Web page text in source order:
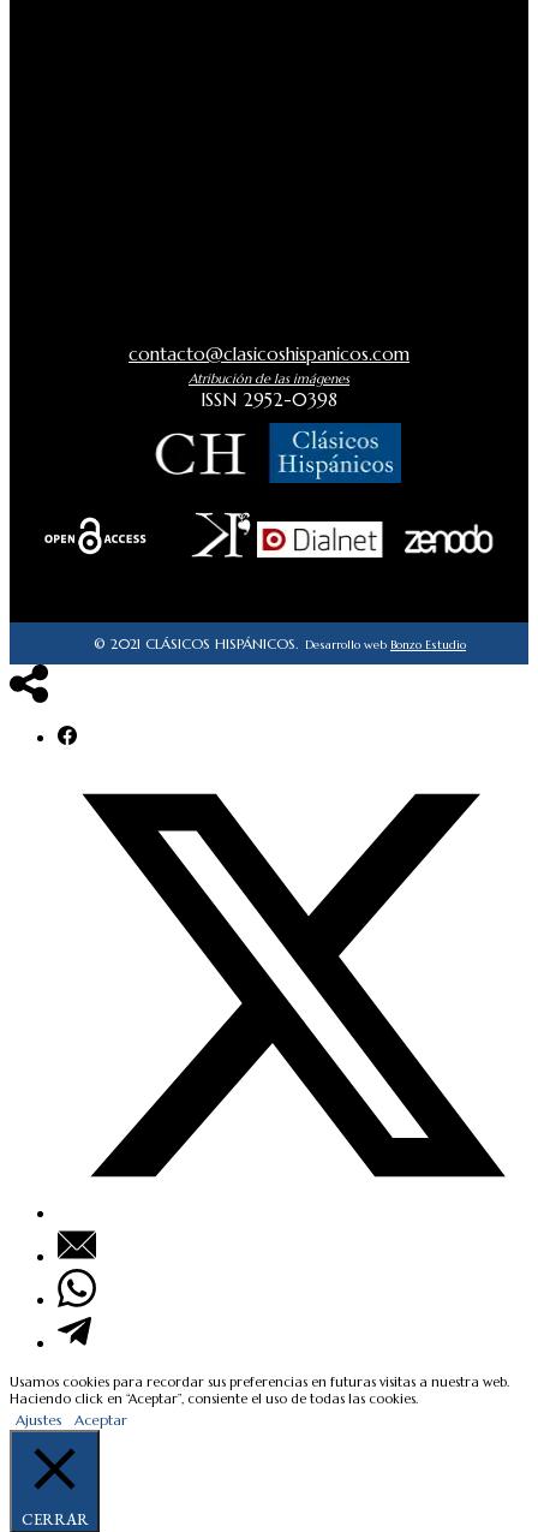
contacto@clasicoshispanicos.com
Atribución de las imágenes
ISSN 2952-0398
© 2021 CLÁSICOS HISPÁNICOS. Desarrollo web Bonzo Estudio
Usamos cookies para recordar sus preferencias en futuras visitas a nuestra web.
Haciendo click en “Aceptar”, consiente el uso de todas las cookies.
Ajustes Aceptar
CERRAR